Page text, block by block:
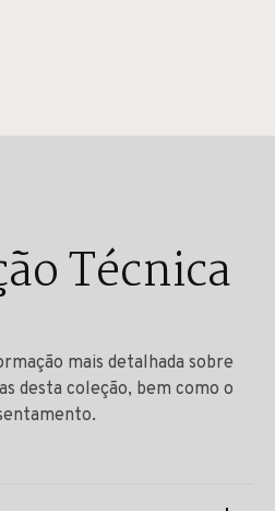
Técnica
mais detalhada sobre
desta coleção, bem como o